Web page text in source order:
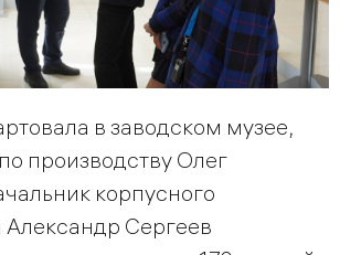
в заводском музее,
производству Олег
корпусного
Александр Сергеев